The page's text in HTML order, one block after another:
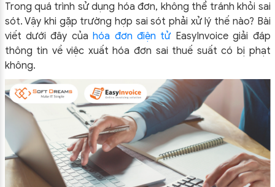
Trong quá trình sử dụng hóa đơn, không thể tránh khỏi sai
sót. Vậy khi gặp trường hợp sai sót phải xử lý thế nào? Bài
viết dưới đây củahóa đơn điện tử EasyInvoice giải đáp
thông tin về việc xuất hóa đơn sai thuế suất có bị phạt
không.